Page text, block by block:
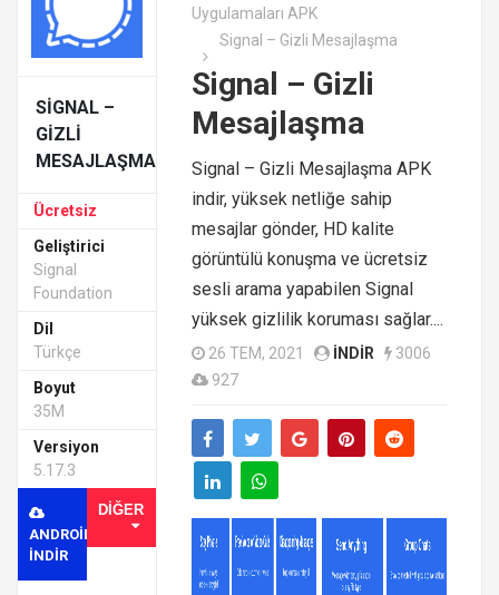
SIGNAL –
GIZLI
MESAJLAŞMA
Ücretsiz
Geliştirici
Signal
Foundation
Dil
Türkçe
Boyut
35M
Versiyon
5.17.3
ANDROID
INDIR
DIĞER
Uygulamaları APK
Signal – Gizli Mesajlaşma
Signal – Gizli
Mesajlaşma
Signal – Gizli Mesajlaşma APK
indir, yüksek netliğe sahip
mesajlar gönder, HD kalite
görüntülü konuşma ve ücretsiz
sesli arama yapabilen Signal
yüksek gizlilik koruması sağlar....
26 TEM, 2021 INDIR
3006
927